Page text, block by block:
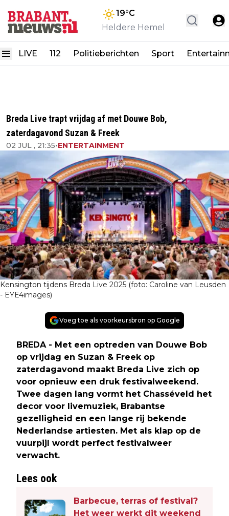
19°C
Heldere Hemel
LIVE 112 Politieberichten Sport
Breda Live trapt vrijdag af met Douwe Bob,
zaterdagavond Suzan & Freek
02 JUL , 21:35•ENTERTAINMENT
Kensington tijdens Breda Live 2025 (foto: Caroline van Leusden
- EYE4images)
Voeg toe als voorkeursbron op Google
BREDA - Met een optreden van Douwe Bob
op vrijdag en Suzan & Freek op
zaterdagavond maakt Breda Live zich op
voor opnieuw een druk festivalweekend.
Twee dagen lang vormt het Chasséveld het
decor voor livemuziek, Brabantse
gezelligheid en een lange rij bekende
Nederlandse artiesten. Met als klap op de
vuurpijl wordt perfect festivalweer
verwacht.
Lees ook
Barbecue, terras of festival?
Het weer werkt dit weekend